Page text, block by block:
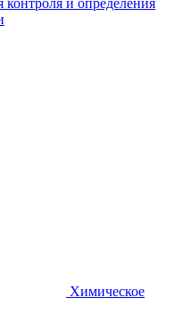
и определения
Химическое